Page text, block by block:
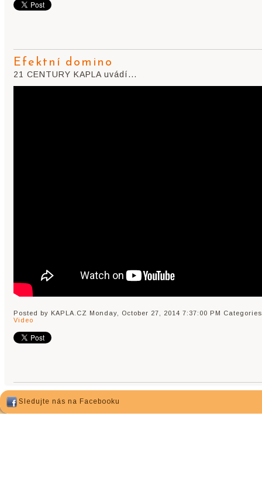
Efektní domino
21 CENTURY KAPLA uvádí...
Posted by KAPLA.CZ Monday, October 27, 2014 7:37:00 PM
Video
Sledujte nás na Facebooku